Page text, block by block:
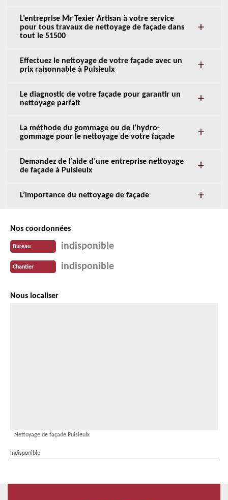
L’entreprise Mr Texier Artisan à votre service
pour tous travaux de nettoyage de façade dans
tout le 51500
Effectuez le nettoyage de votre façade avec un
prix raisonnable à Puisieulx
Le diagnostic de votre façade pour garantir un
nettoyage parfait
La méthode du gommage ou de l’hydro-
gommage pour le nettoyage de votre façade
Demandez de l’aide d’une entreprise nettoyage
de façade à Puisieulx
L’importance du nettoyage de façade
Nos coordonnées
Bureau indisponible
Chantier indisponible
Nous localiser
Nettoyage de façade Puisieulx
indisponible